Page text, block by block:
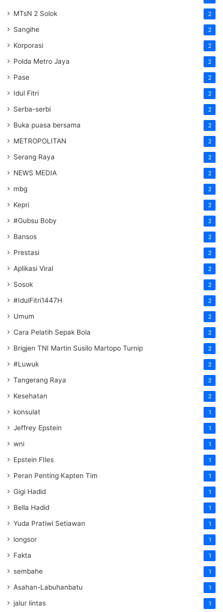
MTsN 2 Solok 2
Sangihe 2
Korporasi 2
Polda Metro Jaya 2
Pase 2
Idul Fitri 2
Serba-serbi 2
Buka puasa bersama 2
METROPOLITAN 2
Serang Raya 2
NEWS MEDIA 2
mbg 2
Kepri 2
#Gubsu Boby 2
Bansos 2
Prestasi 2
Aplikasi Viral 2
Sosok 2
#IdulFitri1447H 2
Umum 2
Cara Pelatih Sepak Bola 2
Brigjen TNI Martin Susilo Martopo Turnip 2
#Luwuk 2
Tangerang Raya 2
Kesehatan 2
konsulat 1
Jeffrey Epstein 1
wni 1
Epstein FIles 1
Peran Penting Kapten Tim 1
Gigi Hadid 1
Bella Hadid 1
Yuda Pratiwi Setiawan 1
longsor 1
Fakta 1
sembahe 1
Asahan-Labuhanbatu 1
jalur lintas 1